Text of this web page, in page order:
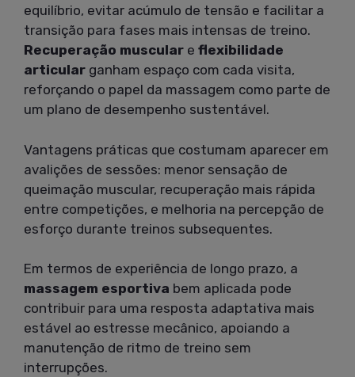
equilíbrio, evitar acúmulo de tensão e facilitar a
transição para fases mais intensas de treino.
Recuperação muscular e flexibilidade
articular ganham espaço com cada visita,
reforçando o papel da massagem como parte de
um plano de desempenho sustentável.
Vantagens práticas que costumam aparecer em
avalições de sessões: menor sensação de
queimação muscular, recuperação mais rápida
entre competições, e melhoria na percepção de
esforço durante treinos subsequentes.
Em termos de experiência de longo prazo, a
massagem esportiva bem aplicada pode
contribuir para uma resposta adaptativa mais
estável ao estresse mecânico, apoiando a
manutenção de ritmo de treino sem
interrupções.